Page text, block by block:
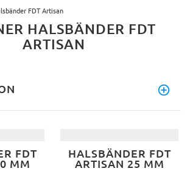
FDT Artisan
HALSBÄNDER FDT
ARTISAN
FDT
MM
HALSBÄNDER FDT
ARTISAN 25 MM